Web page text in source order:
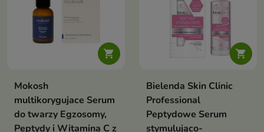

Mokosh
multikorygujace Serum
do twarzy Egzosomy,
Peptydy i Witamina C z

Bielenda Skin Clinic
Professional
Peptydowe Serum
stymulująco-